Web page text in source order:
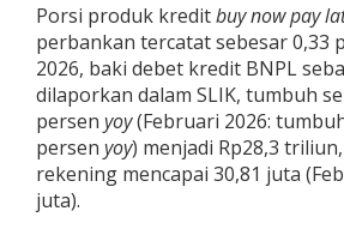
Porsi produk kreditbuy nowpay
perbankan tercatat sebesar 0,33
2026, baki debet kredit BNPL
dilaporkan dalam SLIK, tumbuh
persen yoy(Februari 2026:
persen yoy) menjadi Rp28,3
rekening mencapai 30,81 juta
juta).